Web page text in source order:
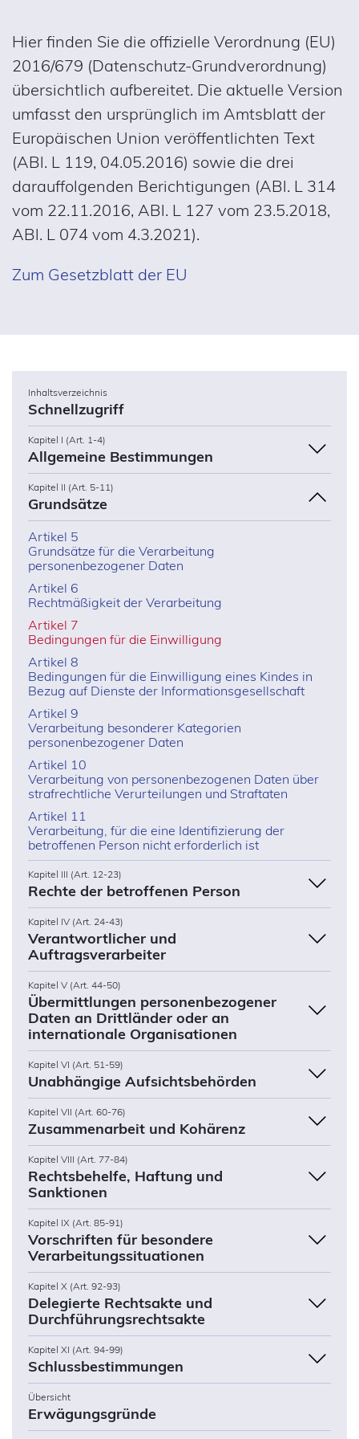
Hier finden Sie die offizielle Verordnung (EU)
2016/679 (Datenschutz-Grundverordnung)
übersichtlich aufbereitet. Die aktuelle Version
umfasst den ursprünglich im Amtsblatt der
Europäischen Union veröffentlichten Text
(ABl. L 119, 04.05.2016) sowie die drei
darauffolgenden Berichtigungen (ABl. L 314
vom 22.11.2016, ABl. L 127 vom 23.5.2018,
ABl. L 074 vom 4.3.2021).
Zum Gesetzblatt der EU
Inhaltsverzeichnis
Schnellzugriff
Kapitel I (Art. 1-4)
Allgemeine Bestimmungen
Kapitel II (Art. 5-11)
Grundsätze
Artikel 5
Grundsätze für die Verarbeitung
personenbezogener Daten
Artikel 6
Rechtmäßigkeit der Verarbeitung
Artikel 7
Bedingungen für die Einwilligung
Artikel 8
Bedingungen für die Einwilligung eines Kindes in
Bezug auf Dienste der Informationsgesellschaft
Artikel 9
Verarbeitung besonderer Kategorien
personenbezogener Daten
Artikel 10
Verarbeitung von personenbezogenen Daten über
strafrechtliche Verurteilungen und Straftaten
Artikel 11
Verarbeitung, für die eine Identifizierung der
betroffenen Person nicht erforderlich ist
Kapitel III (Art. 12-23)
Rechte der betroffenen Person
Kapitel IV (Art. 24-43)
Verantwortlicher und
Auftragsverarbeiter
Kapitel V (Art. 44-50)
Übermittlungen personenbezogener
Daten an Drittländer oder an
internationale Organisationen
Kapitel VI (Art. 51-59)
Unabhängige Aufsichtsbehörden
Kapitel VII (Art. 60-76)
Zusammenarbeit und Kohärenz
Kapitel VIII (Art. 77-84)
Rechtsbehelfe, Haftung und
Sanktionen
Kapitel IX (Art. 85-91)
Vorschriften für besondere
Verarbeitungssituationen
Kapitel X (Art. 92-93)
Delegierte Rechtsakte und
Durchführungsrechtsakte
Kapitel XI (Art. 94-99)
Schlussbestimmungen
Übersicht
Erwägungsgründe